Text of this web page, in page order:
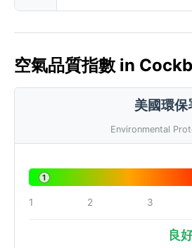
空氣品質指數 in
美國環保
Environmental
1
1 2 3
良